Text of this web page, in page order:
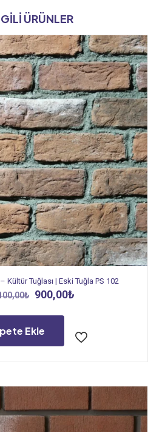
ÜRÜNLER
Kültür Tuğlası | Eski Tuğla PS 102
₺
Orijinal
1.100,00₺.
900,00₺Şu
Ekle